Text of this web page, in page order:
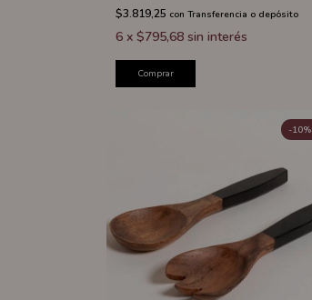
$3.819,25 con Transferencia o depósito
6 x $795,68 sin interés
Comprar
-10%